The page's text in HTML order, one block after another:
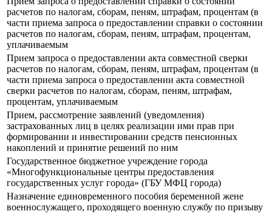
расчетов по налогам, сборам, пеням, штрафам, процентам (в
части приема запроса о предоставлении справки о состоянии
расчетов по налогам, сборам, пеням, штрафам, процентам,
уплачиваемым
Прием запроса о предоставлении акта совместной сверки
расчетов по налогам, сборам, пеням, штрафам, процентам (в
части приема запроса о предоставлении акта совместной
сверки расчетов по налогам, сборам, пеням, штрафам,
процентам, уплачиваемым
Прием, рассмотрение заявлений (уведомления)
застрахованных лиц в целях реализации ими прав при
формировании и инвестировании средств пенсионных
накоплений и принятие решений по ним
Государственное бюджетное учреждение города
«Многофункциональные центры предоставления
государственных услуг города» (ГБУ МФЦ города)
Назначение единовременного пособия беременной жене
военнослужащего, проходящего военную службу по призыву